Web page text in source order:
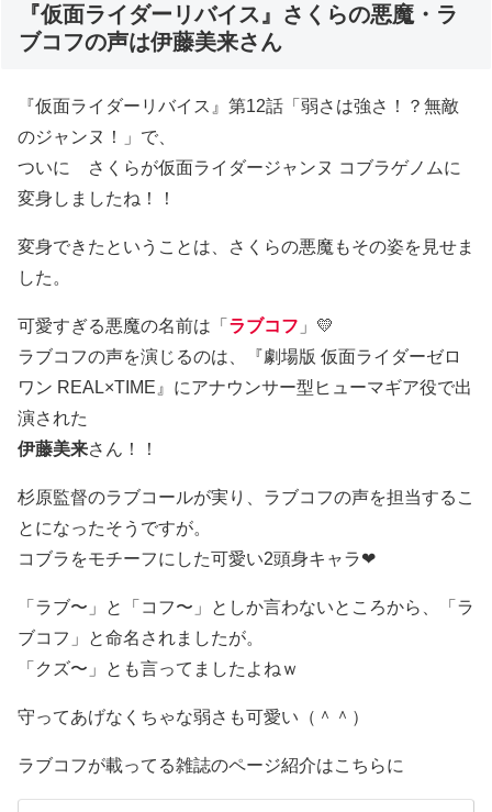
『仮面ライダーリバイス』さくらの悪魔・ラ
ブコフの声は伊藤美来さん
『仮面ライダーリバイス』第12話「弱さは強さ！？無敵
のジャンヌ！」で、
ついに さくらが仮面ライダージャンヌ コブラゲノムに
変身しましたね！！
変身できたということは、さくらの悪魔もその姿を見せま
した。
可愛すぎる悪魔の名前は「 ラブコフ 」💛
ラブコフの声を演じるのは、『劇場版 仮面ライダーゼロ
ワン REAL×TIME』にアナウンサー型ヒューマギア役で出
演された
伊藤美来さん！！
杉原監督のラブコールが実り、ラブコフの声を担当するこ
とになったそうですが。
コブラをモチーフにした可愛い2頭身キャラ❤
「ラブ〜」と「コフ〜」としか言わないところから、「ラ
ブコフ」と命名されましたが。
「クズ〜」とも言ってましたよねｗ
守ってあげなくちゃな弱さも可愛い（＾＾）
ラブコフが載ってる雑誌のページ紹介はこちらに